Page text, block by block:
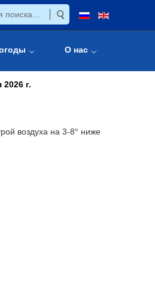
О нас
г.
воздуха на 3-8° ниже